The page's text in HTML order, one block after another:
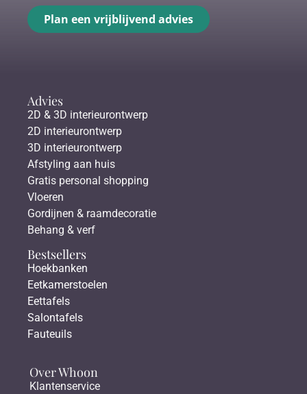
Plan een vrijblijvend advies
Advies
2D & 3D interieurontwerp
2D interieurontwerp
3D interieurontwerp
Afstyling aan huis
Gratis personal shopping
Vloeren
Gordijnen & raamdecoratie
Behang & verf
Bestsellers
Hoekbanken
Eetkamerstoelen
Eettafels
Salontafels
Fauteuils
Over Whoon
Klantenservice